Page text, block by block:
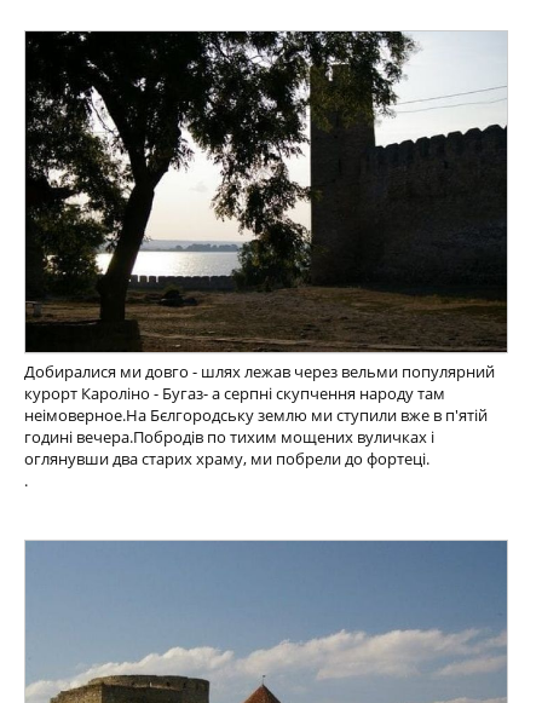
Добиралися ми довго - шлях лежав через вельми популярний
курорт Кароліно - Бугаз- а серпні скупчення народу там
неімоверное.На Бєлгородську землю ми ступили вже в п'ятій
годині вечера.Побродів по тихим мощених вуличках і
оглянувши два старих храму, ми побрели до фортеці.
.